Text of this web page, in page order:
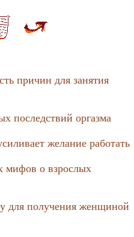
причин для занятия
последствий оргазма
желание работать
мифов о взрослых
для получения женщиной